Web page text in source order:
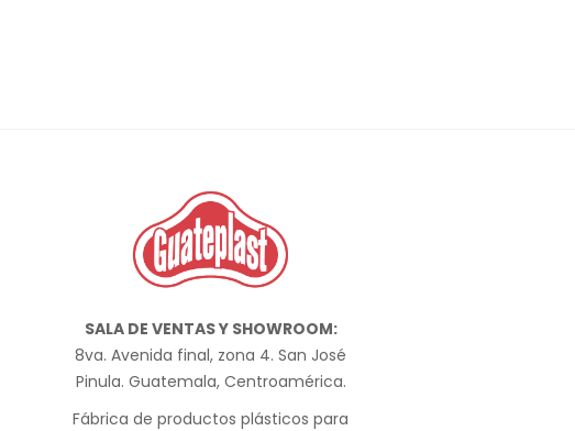
SALA DE VENTAS Y SHOWROOM:
8va. Avenida final, zona 4. San José
Pinula. Guatemala, Centroamérica.
Fábrica de productos plásticos para